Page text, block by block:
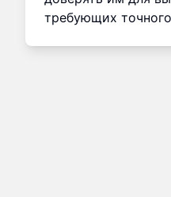
требующих